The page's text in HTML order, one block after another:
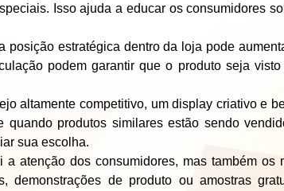
Isso ajuda a educar os consumidores
posição estratégica dentro da loja pode
podem garantir que o produto seja
altamente competitivo, um display criativo e
quando produtos similares estão sendo
sua escolha.
atenção dos consumidores, mas também os
demonstrações de produto ou amostras